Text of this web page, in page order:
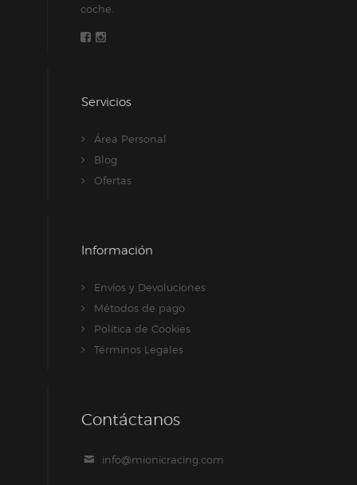
coche.
Servicios
Área Personal
Blog
Ofertas
Información
Envíos y Devoluciones
Métodos de pago
Política de Cookies
Términos Legales
Contáctanos
info@mionicracing.com